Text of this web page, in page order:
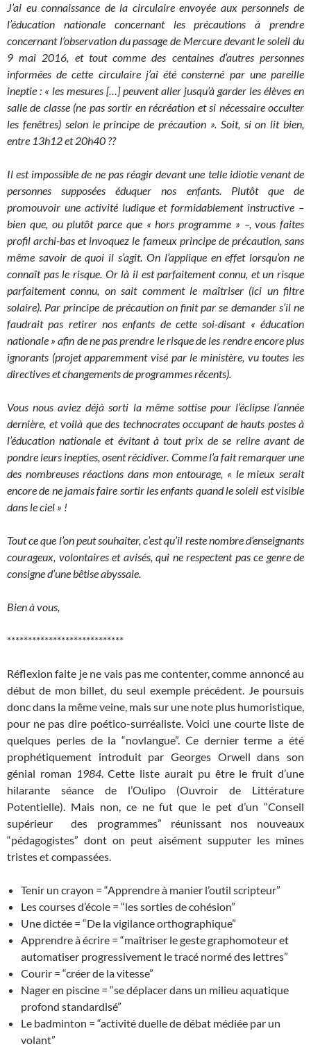
J’ai eu connaissance de la circulaire envoyée aux personnels de
l’éducation nationale concernant les précautions à prendre
concernant l’observation du passage de Mercure devant le soleil du
9 mai 2016, et tout comme des centaines d’autres personnes
informées de cette circulaire j’ai été consterné par une pareille
ineptie : « les mesures […] peuvent aller jusqu’à garder les élèves en
salle de classe (ne pas sortir en récréation et si nécessaire occulter
les fenêtres) selon le principe de précaution ». Soit, si on lit bien,
entre 13h12 et 20h40 ??
Il est impossible de ne pas réagir devant une telle idiotie venant de
personnes supposées éduquer nos enfants. Plutôt que de
promouvoir une activité ludique et formidablement instructive –
bien que, ou plutôt parce que « hors programme » –, vous faites
profil archi-bas et invoquez le fameux principe de précaution, sans
même savoir de quoi il s’agit. On l’applique en effet lorsqu’on ne
connaît pas le risque. Or là il est parfaitement connu, et un risque
parfaitement connu, on sait comment le maîtriser (ici un filtre
solaire). Par principe de précaution on finit par se demander s’il ne
faudrait pas retirer nos enfants de cette soi-disant « éducation
nationale » afin de ne pas prendre le risque de les rendre encore plus
ignorants (projet apparemment visé par le ministère, vu toutes les
directives et changements de programmes récents).
Vous nous aviez déjà sorti la même sottise pour l’éclipse l’année
dernière, et voilà que des technocrates occupant de hauts postes à
l’éducation nationale et évitant à tout prix de se relire avant de
pondre leurs inepties, osent récidiver. Comme l’a fait remarquer une
des nombreuses réactions dans mon entourage, « le mieux serait
encore de ne jamais faire sortir les enfants quand le soleil est visible
dans le ciel » !
Tout ce que l’on peut souhaiter, c’est qu’il reste nombre d’enseignants
courageux, volontaires et avisés, qui ne respectent pas ce genre de
consigne d’une bêtise abyssale.
Bien à vous,
****************************
Réflexion faite je ne vais pas me contenter, comme annoncé au
début de mon billet, du seul exemple précédent. Je poursuis
donc dans la même veine, mais sur une note plus humoristique,
pour ne pas dire poético-surréaliste. Voici une courte liste de
quelques perles de la “novlangue”. Ce dernier terme a été
prophétiquement introduit par Georges Orwell dans son
génial roman 1984. Cette liste aurait pu être le fruit d’une
hilarante séance de l’Oulipo (Ouvroir de Littérature
Potentielle). Mais non, ce ne fut que le pet d’un “Conseil
supérieur des programmes” réunissant nos nouveaux
“pédagogistes” dont on peut aisément supputer les mines
tristes et compassées.
Tenir un crayon = “Apprendre à manier l’outil scripteur”
Les courses d’école = “les sorties de cohésion”
Une dictée = “De la vigilance orthographique”
Apprendre à écrire = “maîtriser le geste graphomoteur et
automatiser progressivement le tracé normé des lettres”
Courir = “créer de la vitesse”
Nager en piscine = “se déplacer dans un milieu aquatique
profond standardisé”
Le badminton = “activité duelle de débat médiée par un
volant”